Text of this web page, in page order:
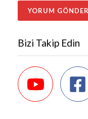
Bizi Takip Edin